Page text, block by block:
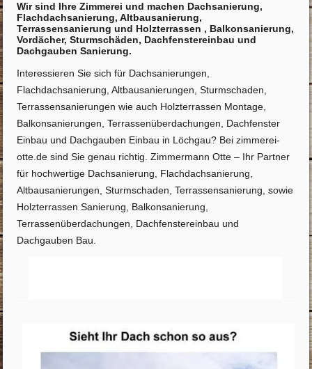
Wir sind Ihre Zimmerei und machen Dachsanierung,
Flachdachsanierung, Altbausanierung,
Terrassensanierung und Holzterrassen , Balkonsanierung,
Vordächer, Sturmschäden, Dachfenstereinbau und
Dachgauben Sanierung.
Interessieren Sie sich für Dachsanierungen,
Flachdachsanierung, Altbausanierungen, Sturmschaden,
Terrassensanierungen wie auch Holzterrassen Montage,
Balkonsanierungen, Terrassenüberdachungen, Dachfenster
Einbau und Dachgauben Einbau in Löchgau? Bei zimmerei-
otte.de sind Sie genau richtig. Zimmermann Otte – Ihr Partner
für hochwertige Dachsanierung, Flachdachsanierung,
Altbausanierungen, Sturmschaden, Terrassensanierung, sowie
Holzterrassen Sanierung, Balkonsanierung,
Terrassenüberdachungen, Dachfenstereinbau und
Dachgauben Bau.